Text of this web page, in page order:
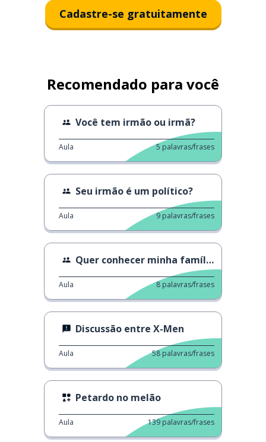
Cadastre-se gratuitamente
Recomendado para você
Você tem irmão ou irmã?
Aula 5 palavras/frases
Seu irmão é um político?
Aula 9 palavras/frases
Quer conhecer minha família?
Aula 8 palavras/frases
Discussão entre X-Men
Aula 58 palavras/frases
Petardo no melão
Aula 139 palavras/frases